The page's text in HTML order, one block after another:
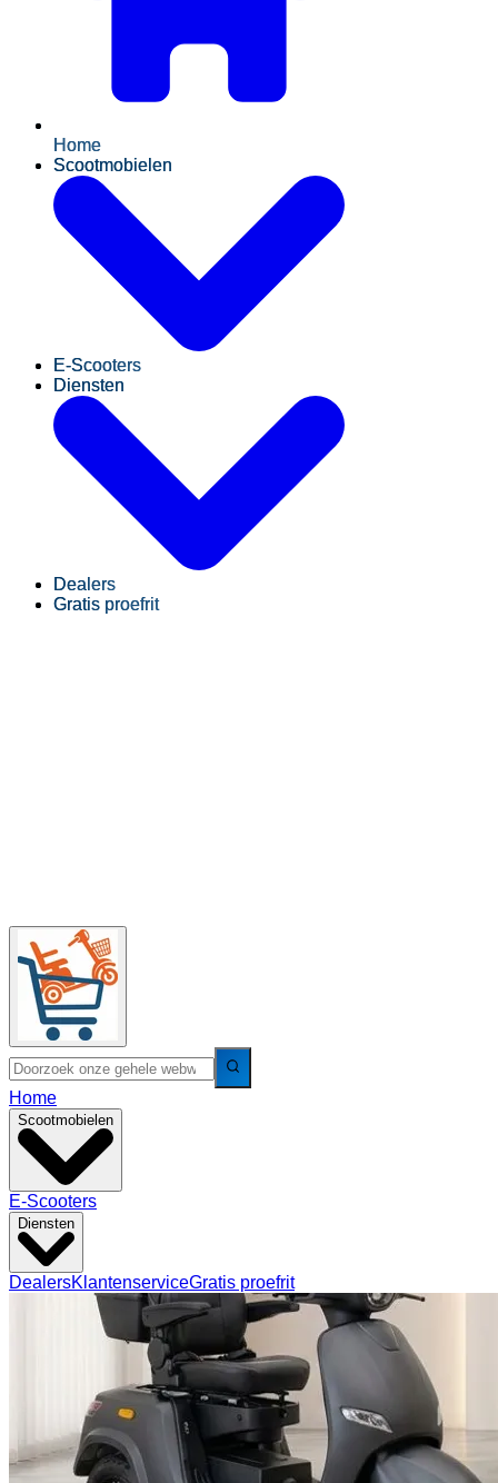
Home
Scootmobielen
E-Scooters
Diensten
Dealers
Gratis proefrit
Home
Scootmobielen
E-Scooters
Diensten
DealersKlantenserviceGratis proefrit